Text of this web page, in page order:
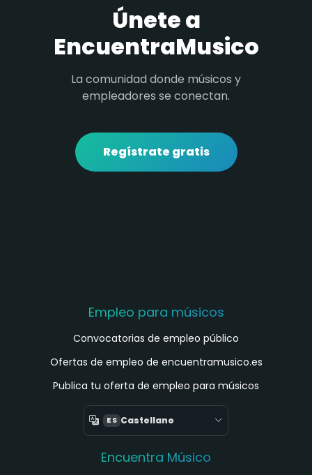
Únete a
EncuentraMusico
La comunidad donde músicos y
empleadores se conectan.
Regístrate gratis
Empleo para músicos
Convocatorias de empleo público
Ofertas de empleo de encuentramusico.es
Publica tu oferta de empleo para músicos
ES Castellano
Encuentra Músico